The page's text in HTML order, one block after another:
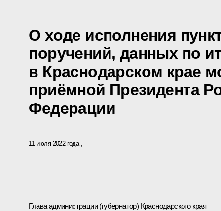
О ходе исполнения
поручений, данных по
в Краснодарском крае
приёмной Президента
Федерации
11 июля 2022 года
Глава администрации (губернатор) Краснодарского края